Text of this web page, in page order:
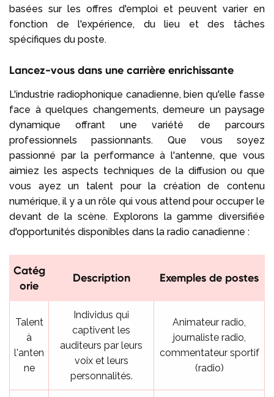
basées sur les offres d'emploi et peuvent varier en
fonction de l'expérience, du lieu et des tâches
spécifiques du poste.
Lancez-vous dans une carrière enrichissante
L'industrie radiophonique canadienne, bien qu'elle fasse
face à quelques changements, demeure un paysage
dynamique offrant une variété de parcours
professionnels passionnants. Que vous soyez
passionné par la performance à l'antenne, que vous
aimiez les aspects techniques de la diffusion ou que
vous ayez un talent pour la création de contenu
numérique, il y a un rôle qui vous attend pour occuper le
devant de la scène. Explorons la gamme diversifiée
d'opportunités disponibles dans la radio canadienne :
Catég
orie
Description Exemples de postes
Talent
à
l'anten
ne
Individus qui
captivent les
auditeurs par leurs
voix et leurs
personnalités.
Animateur radio,
journaliste radio,
commentateur sportif
(radio)